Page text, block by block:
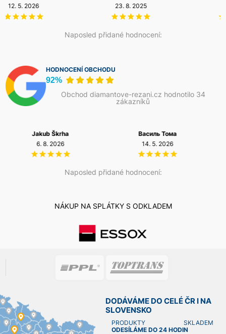
Naposled přidané hodnocení:
HODNOCENÍ OBCHODU
92%
Obchod diamantove-rezani.cz hodnotilo 34
zákazníků
Naposled přidané hodnocení:
Василь Тома
14. 5. 2026
Petr Josefi
20. 12. 2025
NÁKUP NA SPLÁTKY S ODKLADEM
DODÁVÁME DO CELÉ ČR I NA
SLOVENSKO
PRODUKTY SKLADEM
ODESÍLÁME DO 24 HODIN